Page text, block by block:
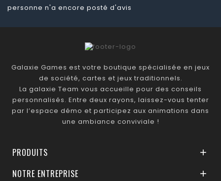
personne n'a encore posté d'avis
Galaxie Games est votre boutique spécialisée en jeux
de société, cartes et jeux traditionnels.
La galaxie Team vous accueille pour des conseils
personnalisés. Entre deux rayons, laissez-vous tenter
par l’espace démo et participez aux animations dans
une ambiance conviviale !
PRODUITS 
NOTRE ENTREPRISE 